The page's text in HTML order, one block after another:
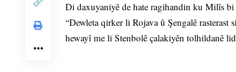
Di daxuyaniyê de hate ragihandin ku Milîs
“Dewleta qirker li Rojava û Şengalê
hewayî me li Stenbolê çalakiyên tolhildanê